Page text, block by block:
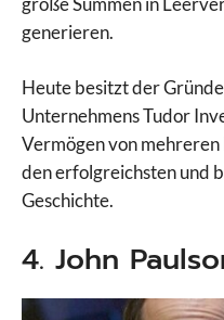
generieren.
Heute besitzt der
Unternehmens Tudor
Vermögen von
den erfolgreichsten und
Geschichte.
4. John